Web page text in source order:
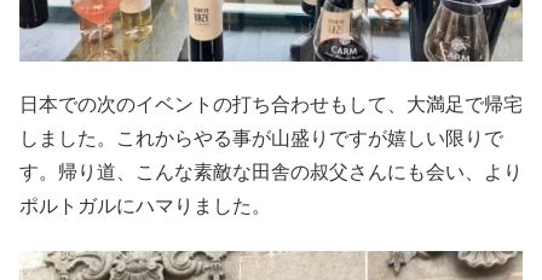
日本での次のイベントの打ち合わせもして、大満足で帰宅
しました。これからやる事が山盛りですが嬉しい限りで
す。帰り道、こんな素敵な田舎の叔父さんにも会い、より
ポルトガルにハマりました。